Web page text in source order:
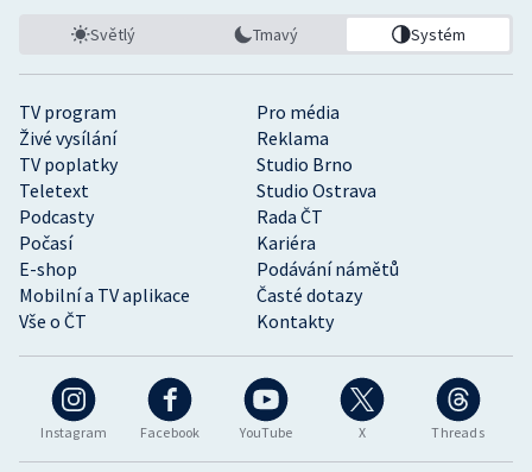
Instagram Facebook YouTube X Threads
TV program
Pro média
Živé vysílání
Reklama
TV poplatky
Studio Brno
Teletext
Studio Ostrava
Podcasty
Rada ČT
Počasí
Kariéra
E-shop
Podávání námětů
Mobilní a TV aplikace
Časté dotazy
Vše o ČT
Kontakty
Světlý Tmavý Systém